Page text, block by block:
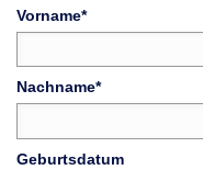
Vorname*
Nachname*
Geburtsdatum